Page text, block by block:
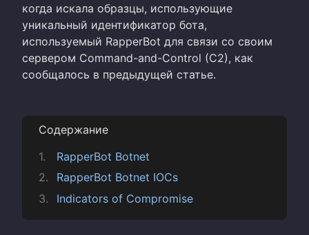
когда искала образцы, использующие
уникальный идентификатор бота,
используемый RapperBot для связи со своим
сервером Command-and-Control (C2), как
сообщалось в предыдущей статье.
Содержание
RapperBot Botnet
RapperBot Botnet IOCs
Indicators of Compromise